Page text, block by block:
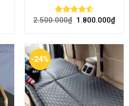
Rated 4.51
2.500.000₫ 1.800.000₫
-24%